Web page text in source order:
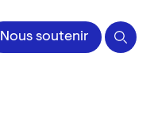
Nous soutenir